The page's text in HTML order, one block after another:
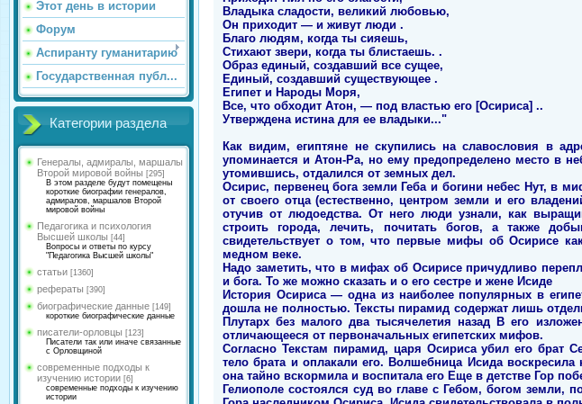
Этот день в истории
Форум
Аспиранту гуманитарию
Государственная публ...
Категории раздела
Генералы, адмиралы, маршалы
Второй мировой войны [295]
В этом разделе будут помещены
короткие биографии генералов,
адмиралов, маршалов Второй
мировой войны
Педагогика и психология
Высшей школы [44]
Вопросы и ответы по курсу
"Педагогика Высшей школы"
статьи [1360]
рефераты [390]
биографические данные [149]
короткие биографические данные
писатели-орловцы [123]
Писатели так или иначе связанные
с Орловщиной
современные подходы к
изучению истории [6]
современные подходы к изучению
истории
Владыка сладости, великий любовью,
Он приходит — и живут люди .
Благо людям, когда ты сияешь,
Стихают звери, когда ты блистаешь. .
Образ единый, создавший все сущее,
Единый, создавший существующее .
Египет и Народы Моря,
Все, что обходит Атон, — под властью его [Осириса] ..
Утверждена истина для ее владыки..."
Как видим, египтяне не скупились на славословия в
упоминается и Атон-Ра, но ему предопределено место в
утомившись, отдалился от земных дел.
Осирис, первенец бога земли Геба и богини небес Нут, в
от своего отца (естественно, центром земли и его
отучив от людоедства. От него люди узнали, как
строить города, лечить, почитать богов, а также
свидетельствует о том, что первые мифы об Осирисе
медном веке.
Надо заметить, что в мифах об Осирисе причудливо
и бога. То же можно сказать и о его сестре и жене Исиде
История Осириса — одна из наиболее популярных в
дошла не полностью. Тексты пирамид содержат лишь
Плутарх без малого два тысячелетия назад В его
отличающееся от первоначальных египетских мифов.
Согласно Текстам пирамид, царя Осириса убил его брат
тело брата и оплакали его. Волшебница Исида
она тайно вскормила и воспитала его Еще в детстве Гор
Гелиополе состоялся суд во главе с Гебом, богом земли,